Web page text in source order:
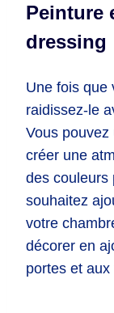
Peinture
dressing
Une fois que
raidissez-le
Vous
créer une
des couleurs
souhaitez
votre
décorer en
portes et aux